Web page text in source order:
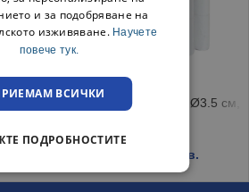
Ролки за касов апарат Ø3.5 см,
/ 11.72 лв.
и за подобряване на
изживяване. Научете
повече тук.
ВСИЧКИ
ПОДРОБНОСТИТЕ